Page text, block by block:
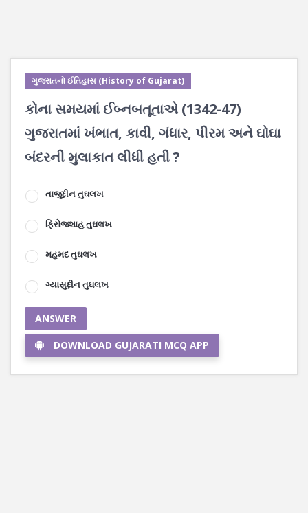
ગુજરાતનો ઈતિહાસ (History of Gujarat)
કોના સમયમાં ઈબ્નબતૂતાએ (1342-47)
ગુજરાતમાં ખંભાત, કાવી, ગંધાર, પીરમ અને ઘોઘા
બંદરની મુલાકાત લીધી હતી ?
તાજુદ્દીન તુઘલખ
ફિરોજશાહ તુઘલખ
મહમદ તુઘલખ
ગ્યાસુદ્દીન તુઘલખ
ANSWER
DOWNLOAD GUJARATI MCQ APP